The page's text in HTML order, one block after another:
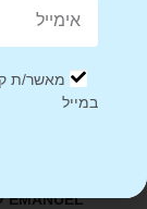
EMANUEL עמנואל
מאשר/ת
במייל